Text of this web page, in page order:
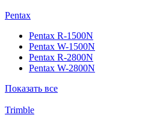
Pentax
Pentax R-1500N
Pentax W-1500N
Pentax R-2800N
Pentax W-2800N
Показать все
Trimble